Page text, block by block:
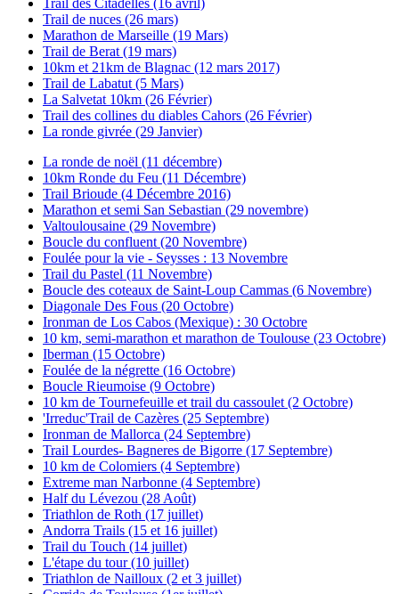
Trail des Citadelles (16 avril)
Trail de nuces (26 mars)
Marathon de Marseille (19 Mars)
Trail de Berat (19 mars)
10km et 21km de Blagnac (12 mars 2017)
Trail de Labatut (5 Mars)
La Salvetat 10km (26 Février)
Trail des collines du diables Cahors (26 Février)
La ronde givrée (29 Janvier)
La ronde de noël (11 décembre)
10km Ronde du Feu (11 Décembre)
Trail Brioude (4 Décembre 2016)
Marathon et semi San Sebastian (29 novembre)
Valtoulousaine (29 Novembre)
Boucle du confluent (20 Novembre)
Foulée pour la vie - Seysses : 13 Novembre
Trail du Pastel (11 Novembre)
Boucle des coteaux de Saint-Loup Cammas (6 Novembre)
Diagonale Des Fous (20 Octobre)
Ironman de Los Cabos (Mexique) : 30 Octobre
10 km, semi-marathon et marathon de Toulouse (23 Octobre)
Iberman (15 Octobre)
Foulée de la négrette (16 Octobre)
Boucle Rieumoise (9 Octobre)
10 km de Tournefeuille et trail du cassoulet (2 Octobre)
'Irreduc'Trail de Cazères (25 Septembre)
Ironman de Mallorca (24 Septembre)
Trail Lourdes- Bagneres de Bigorre (17 Septembre)
10 km de Colomiers (4 Septembre)
Extreme man Narbonne (4 Septembre)
Half du Lévezou (28 Août)
Triathlon de Roth (17 juillet)
Andorra Trails (15 et 16 juillet)
Trail du Touch (14 juillet)
L'étape du tour (10 juillet)
Triathlon de Nailloux (2 et 3 juillet)